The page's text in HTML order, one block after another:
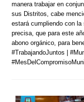
manera trabajar en
sus Distritos, cabe
estará cumpliendo con
precisa, que para este
abono orgánico, para
#TrabajandoJuntos |